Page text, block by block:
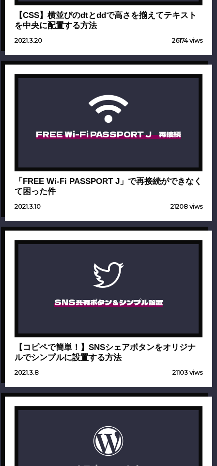
【CSS】横並びのdtとddで高さを揃えてテキスト
を中央に配置する方法
2021.3.20 26174 viws
FREE Wi-Fi PASSPORT J 再接続
「FREE Wi-Fi PASSPORT J」で再接続ができなく
て困った件
2021.3.10 21208 viws
SNS共有ボタン＆シンプル設置
【コピペで簡単！】SNSシェアボタンをオリジナ
ルでシンプルに設置する方法
2021.3.8 21103 viws